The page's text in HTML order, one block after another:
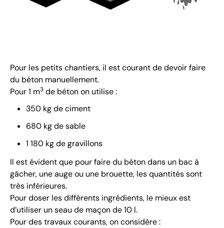
Pour les petits chantiers, il est courant de devoir faire
du béton manuellement.
Pour 1 m3 de béton on utilise :
350 kg de ciment
680 kg de sable
1 180 kg de gravillons
Il est évident que pour faire du béton dans un bac à
gâcher, une auge ou une brouette, les quantités sont
très inférieures.
Pour doser les différents ingrédients, le mieux est
d’utiliser un seau de maçon de 10 l.
Pour des travaux courants, on considère :